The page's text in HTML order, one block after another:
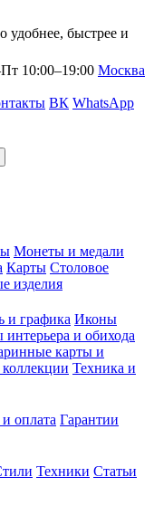
быстрее и
10:00–19:00 Москва
ВК WhatsApp
Монеты и медали
Карты Столовое
изделия
и графика Иконы
и обихода
карты и
Техника и
и оплата Гарантии
Техники Статьи